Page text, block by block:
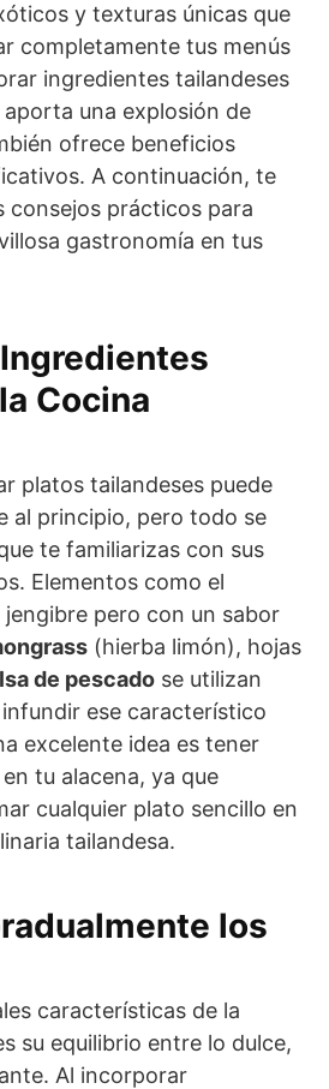
y texturas únicas que
completamente tus menús
ingredientes tailandeses
una explosión de
ofrece beneficios
A continuación, te
consejos prácticos para
gastronomía en tus
Cocina
platos tailandeses puede
al principio, pero todo se
te familiarizas con sus
Elementos como el
jengibre pero con un sabor
(hierba limón), hojas
de pescado se utilizan
ese característico
excelente idea es tener
tu alacena, ya que
cualquier plato sencillo en
tailandesa.
los
características de la
su equilibrio entre lo dulce,
Al incorporar